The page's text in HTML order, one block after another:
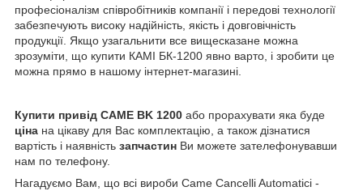
професіоналізм співробітників компанії і передові технології
забезпечують високу надійність, якість і довговічність
продукції. Якщо узагальнити все вищесказане можна
зрозуміти, що купити КАМІ БК-1200 явно варто, і зробити це
можна прямо в нашому інтернет-магазині.
Купити привід CAME BK 1200 або прорахувати яка буде
ціна на цікаву для Вас комплектацію, а також дізнатися
вартість і наявність запчастин Ви можете зателефонувавши
нам по телефону.
Нагадуємо Вам, що всі вироби Came Cancelli Automatici -